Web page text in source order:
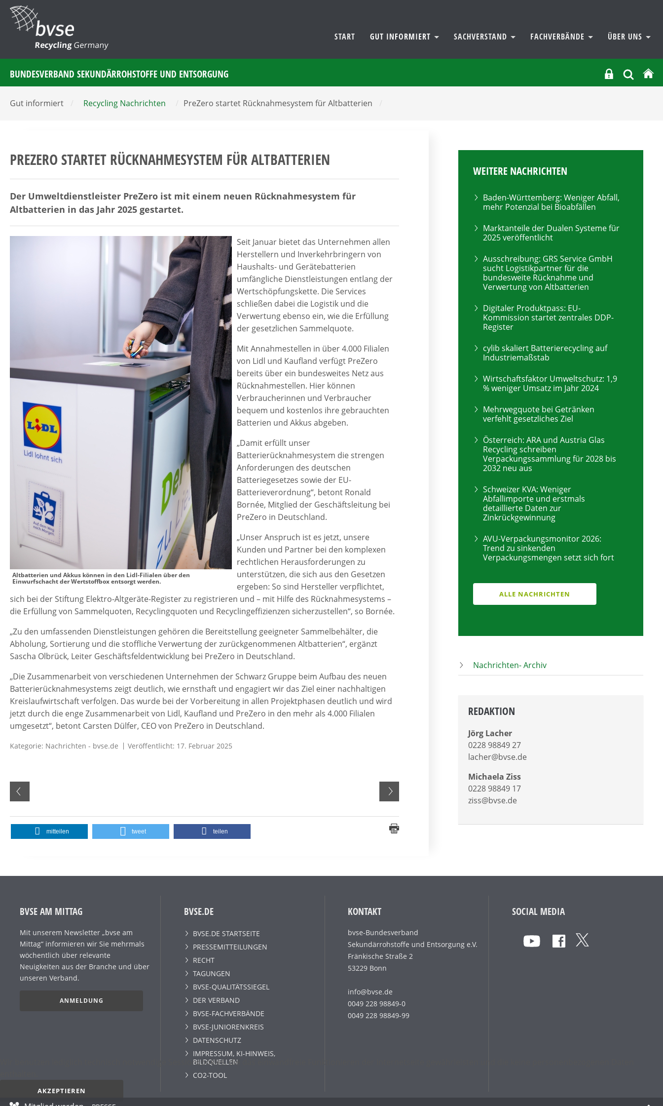
RecyclingGermany
START GUT INFORMIERT SACHVERSTAND FACHVERBÄNDE ÜBER UNS
BUNDESVERBAND SEKUNDÄRROHSTOFFE UND ENTSORGUNG
Gut informiert / Recycling Nachrichten / PreZero startet Rücknahmesystem für Altbatterien /
PREZERO STARTET RÜCKNAHMESYSTEM FÜR ALTBATTERIEN
Der Umweltdienstleister PreZero ist mit einem neuen Rücknahmesystem für
Altbatterien in das Jahr 2025 gestartet.
Altbatterien und Akkus können in den Lidl-Filialen über den
Einwurfschacht der Wertstoffbox entsorgt werden.
Seit Januar bietet das Unternehmen allen
Herstellern und Inverkehrbringern von
Haushalts- und Gerätebatterien
umfängliche Dienstleistungen entlang der
Wertschöpfungskette. Die Services
schließen dabei die Logistik und die
Verwertung ebenso ein, wie die Erfüllung
der gesetzlichen Sammelquote.
Mit Annahmestellen in über 4.000 Filialen
von Lidl und Kaufland verfügt PreZero
bereits über ein bundesweites Netz aus
Rücknahmestellen. Hier können
Verbraucherinnen und Verbraucher
bequem und kostenlos ihre gebrauchten
Batterien und Akkus abgeben.
„Damit erfüllt unser
Batterierücknahmesystem die strengen
Anforderungen des deutschen
Batteriegesetzes sowie der EU-
Batterieverordnung“, betont Ronald
Bornée, Mitglied der Geschäftsleitung bei
PreZero in Deutschland.
„Unser Anspruch ist es jetzt, unsere
Kunden und Partner bei den komplexen
rechtlichen Herausforderungen zu
unterstützen, die sich aus den Gesetzen
ergeben: So sind Hersteller verpflichtet,
sich bei der Stiftung Elektro-Altgeräte-Register zu registrieren und – mit Hilfe des Rücknahmesystems –
die Erfüllung von Sammelquoten, Recyclingquoten und Recyclingeffizienzen sicherzustellen“, so Bornée.
„Zu den umfassenden Dienstleistungen gehören die Bereitstellung geeigneter Sammelbehälter, die
Abholung, Sortierung und die stoffliche Verwertung der zurückgenommenen Altbatterien“, ergänzt
Sascha Olbrück, Leiter Geschäftsfeldentwicklung bei PreZero in Deutschland.
„Die Zusammenarbeit von verschiedenen Unternehmen der Schwarz Gruppe beim Aufbau des neuen
Batterierücknahmesystems zeigt deutlich, wie ernsthaft und engagiert wir das Ziel einer nachhaltigen
Kreislaufwirtschaft verfolgen. Das wurde bei der Vorbereitung in allen Projektphasen deutlich und wird
jetzt durch die enge Zusammenarbeit von Lidl, Kaufland und PreZero in den mehr als 4.000 Filialen
umgesetzt“, betont Carsten Dülfer, CEO von PreZero in Deutschland.
Kategorie: Nachrichten - bvse.de Veröffentlicht: 17. Februar 2025
mitteilen tweet teilen
WEITERE NACHRICHTEN
Baden-Württemberg: Weniger Abfall,
mehr Potenzial bei Bioabfällen
Marktanteile der Dualen Systeme für
2025 veröffentlicht
Ausschreibung: GRS Service GmbH
sucht Logistikpartner für die
bundesweite Rücknahme und
Verwertung von Altbatterien
Digitaler Produktpass: EU-
Kommission startet zentrales DDP-
Register
cylib skaliert Batterierecycling auf
Industriemaßstab
Wirtschaftsfaktor Umweltschutz: 1,9
% weniger Umsatz im Jahr 2024
Mehrwegquote bei Getränken
verfehlt gesetzliches Ziel
Österreich: ARA und Austria Glas
Recycling schreiben
Verpackungssammlung für 2028 bis
2032 neu aus
Schweizer KVA: Weniger
Abfallimporte und erstmals
detaillierte Daten zur
Zinkrückgewinnung
AVU-Verpackungsmonitor 2026:
Trend zu sinkenden
Verpackungsmengen setzt sich fort
ALLE NACHRICHTEN
Nachrichten- Archiv
REDAKTION
Jörg Lacher
0228 98849 27
lacher@bvse.de
Michaela Ziss
0228 98849 17
ziss@bvse.de
BVSE AM MITTAG
Mit unserem Newsletter „bvse am
Mittag“ informieren wir Sie mehrmals
wöchentlich über relevante
Neuigkeiten aus der Branche und über
unseren Verband.
ANMELDUNG
BVSE.DE
BVSE.DE STARTSEITE
PRESSEMITTEILUNGEN
RECHT
TAGUNGEN
BVSE-QUALITÄTSSIEGEL
DER VERBAND
BVSE-FACHVERBÄNDE
BVSE-JUNIORENKREIS
DATENSCHUTZ
IMPRESSUM, KI-HINWEIS,
BILDQUELLEN
CO2-TOOL
KONTAKT
bvse-Bundesverband
Sekundärrohstoffe und Entsorgung e.V.
Fränkische Straße 2
53229 Bonn
info@bvse.de
0049 228 98849-0
0049 228 98849-99
SOCIAL MEDIA
Wir benutzen lediglich technisch notwendige Sessioncookies, die das einwandfreie Funktionieren der Internetseite gewährleisten und die keine personenbezogenen Daten
AKZEPTIEREN